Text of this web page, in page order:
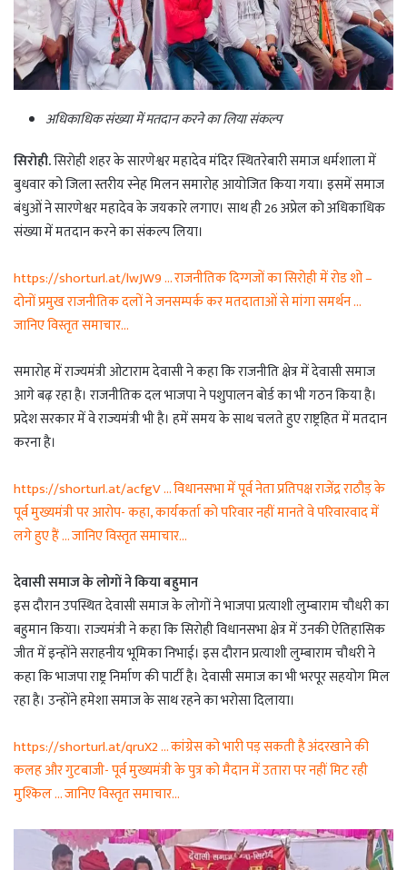
अधिकाधिक संख्या में मतदान करने का लिया संकल्प
सिरोही.सिरोही शहर के सारणेश्वर महादेव मंदिर स्थितरेबारी समाज धर्मशाला में
बुधवार को जिला स्तरीय स्नेह मिलन समारोह आयोजित किया गया। इसमें समाज
बंधुओं ने सारणेश्वर महादेव के जयकारे लगाए। साथ ही 26 अप्रेल को अधिकाधिक
संख्या में मतदान करने का संकल्प लिया।
https://shorturl.at/lwJW9 … राजनीतिक दिग्गजों का सिरोही में रोड शो –
दोनों प्रमुख राजनीतिक दलों ने जनसम्पर्क कर मतदाताओं से मांगा समर्थन …
जानिए विस्तृत समाचार…
समारोह में राज्यमंत्री ओटाराम देवासी ने कहा कि राजनीति क्षेत्र में देवासी समाज
आगे बढ़ रहा है। राजनीतिक दल भाजपा ने पशुपालन बोर्ड का भी गठन किया है।
प्रदेश सरकार में वे राज्यमंत्री भी है। हमें समय के साथ चलते हुए राष्ट्रहित में मतदान
करना है।
https://shorturl.at/acfgV … विधानसभा में पूर्व नेता प्रतिपक्ष राजेंद्र राठौड़ के
पूर्व मुख्यमंत्री पर आरोप- कहा, कार्यकर्ता को परिवार नहीं मानते वे परिवारवाद में
लगे हुए हैं … जानिए विस्तृत समाचार…
देवासी समाज के लोगों ने किया बहुमान
इस दौरान उपस्थित देवासी समाज के लोगों ने भाजपा प्रत्याशी लुम्बाराम चौधरी का
बहुमान किया। राज्यमंत्री ने कहा कि सिरोही विधानसभा क्षेत्र में उनकी ऐतिहासिक
जीत में इन्होंने सराहनीय भूमिका निभाई। इस दौरान प्रत्याशी लुम्बाराम चौधरी ने
कहा कि भाजपा राष्ट्र निर्माण की पार्टी है। देवासी समाज का भी भरपूर सहयोग मिल
रहा है। उन्होंने हमेशा समाज के साथ रहने का भरोसा दिलाया।
https://shorturl.at/qruX2 … कांग्रेस को भारी पड़ सकती है अंदरखाने की
कलह और गुटबाजी- पूर्व मुख्यमंत्री के पुत्र को मैदान में उतारा पर नहीं मिट रही
मुश्किल … जानिए विस्तृत समाचार…